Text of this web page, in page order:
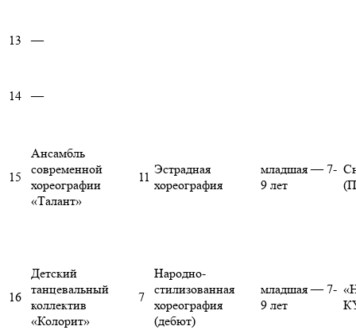
13 —
14 —
15
Ансамбль
современной
хореографии
«Талант»
11
Эстрадная
хореография
младшая — 7-
9 лет
16
Детский
танцевальный
коллектив
«Колорит»
7
Народно-
стилизованная
хореография
(дебют)
младшая — 7-
9 лет